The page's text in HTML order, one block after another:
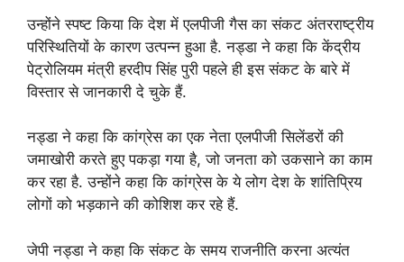
उन्होंने स्पष्ट किया कि देश में एलपीजी गैस का संकट अंतरराष्ट्रीय
परिस्थितियों के कारण उत्पन्न हुआ है. नड्डा ने कहा कि केंद्रीय
पेट्रोलियम मंत्री हरदीप सिंह पुरी पहले ही इस संकट के बारे में
विस्तार से जानकारी दे चुके हैं.
नड्डा ने कहा कि कांग्रेस का एक नेता एलपीजी सिलेंडरों की
जमाखोरी करते हुए पकड़ा गया है, जो जनता को उकसाने का काम
कर रहा है. उन्होंने कहा कि कांग्रेस के ये लोग देश के शांतिप्रिय
लोगों को भड़काने की कोशिश कर रहे हैं.
जेपी नड्डा ने कहा कि संकट के समय राजनीति करना अत्यंत